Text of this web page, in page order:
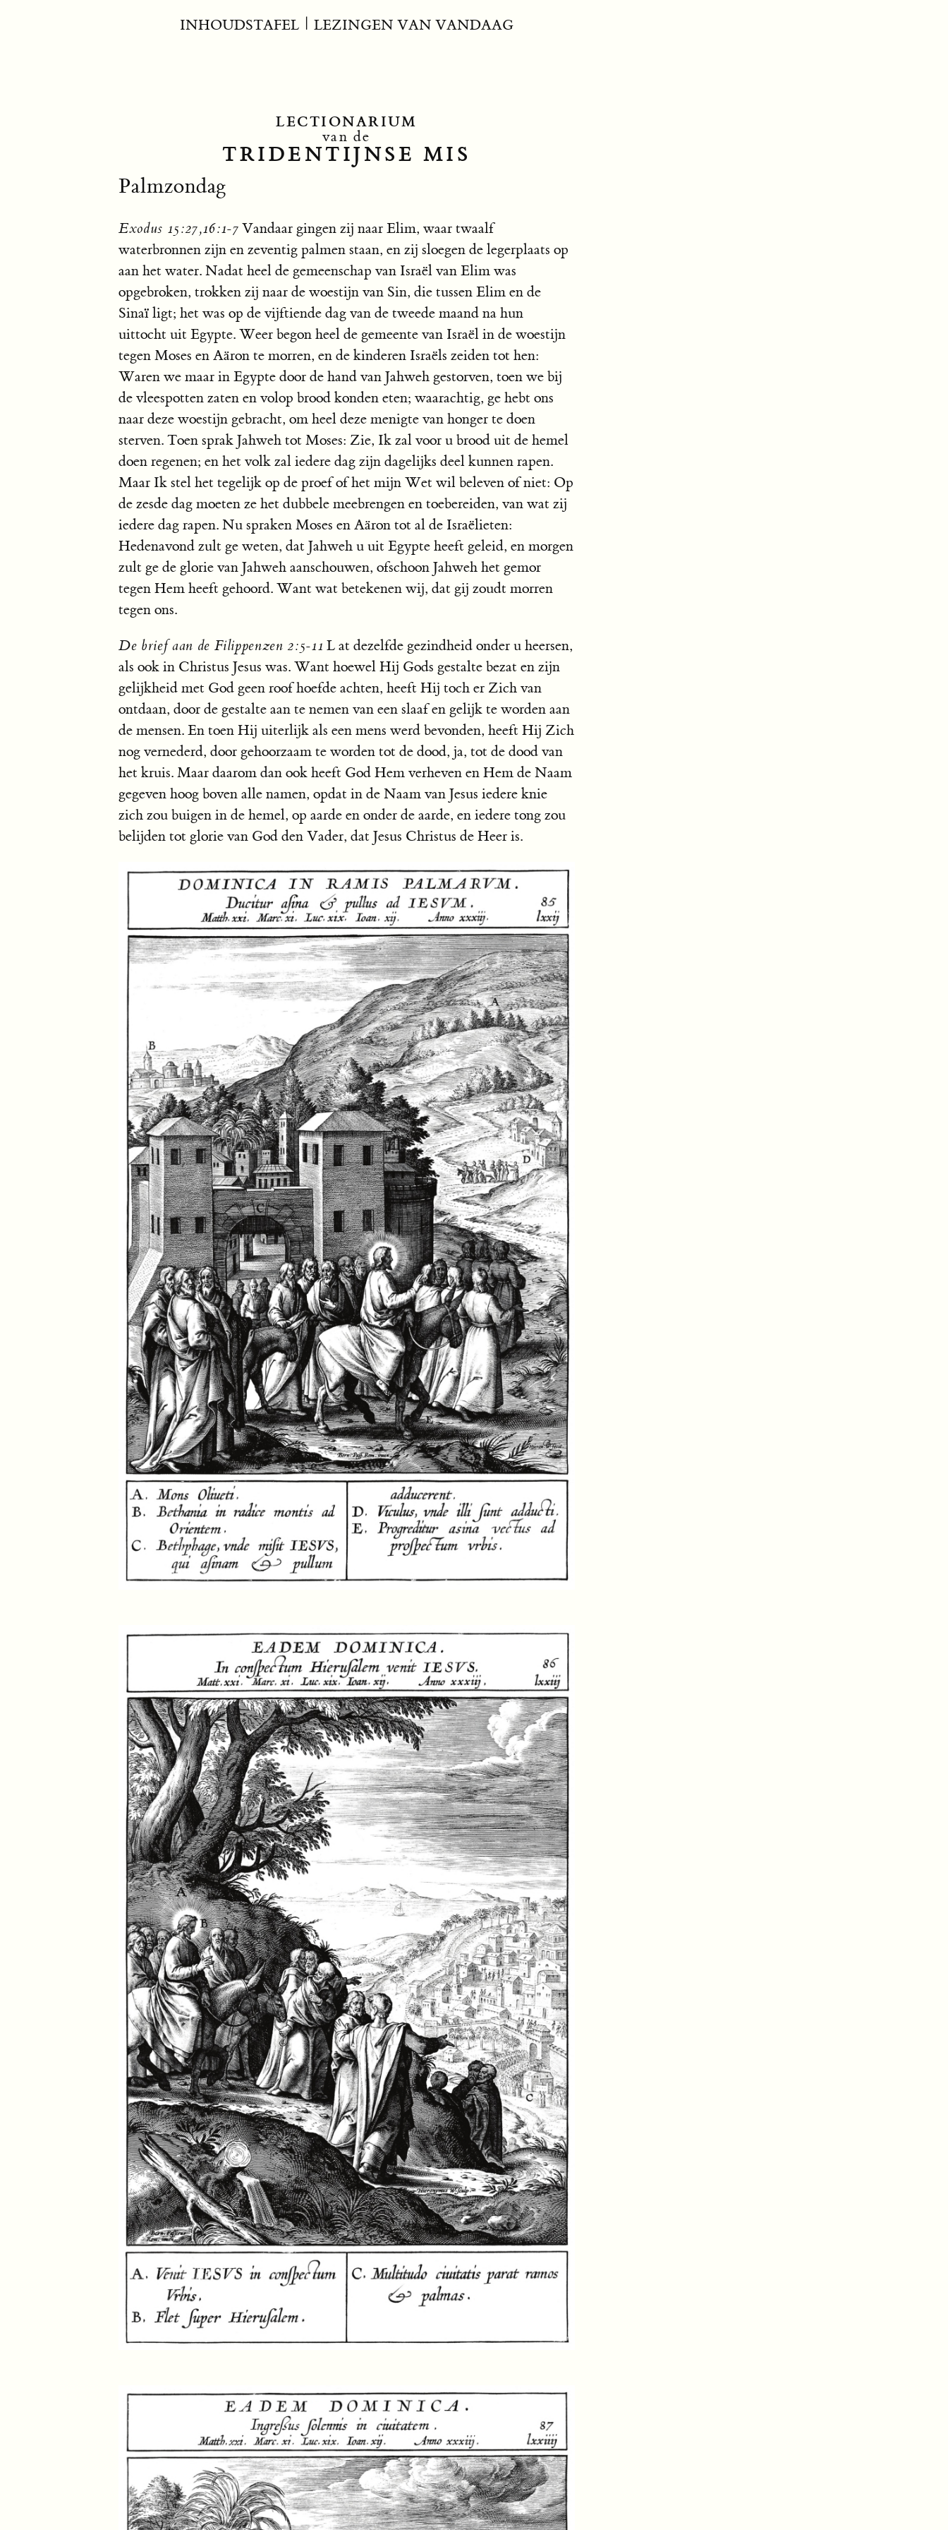
INHOUDSTAFEL| LEZINGEN VAN VANDAAG
LECTIONARIUM
van de
TRIDENTIJNSE MIS
Palmzondag
Exodus 15:27,16:1-7 Vandaar gingen zij naar Elim, waar twaalf
waterbronnen zijn en zeventig palmen staan, en zij sloegen de legerplaats op
aan het water. Nadat heel de gemeenschap van Israël van Elim was
opgebroken, trokken zij naar de woestijn van Sin, die tussen Elim en de
Sinaï ligt; het was op de vijftiende dag van de tweede maand na hun
uittocht uit Egypte. Weer begon heel de gemeente van Israël in de woestijn
tegen Moses en Aäron te morren, en de kinderen Israëls zeiden tot hen:
Waren we maar in Egypte door de hand van Jahweh gestorven, toen we bij
de vleespotten zaten en volop brood konden eten; waarachtig, ge hebt ons
naar deze woestijn gebracht, om heel deze menigte van honger te doen
sterven. Toen sprak Jahweh tot Moses: Zie, Ik zal voor u brood uit de hemel
doen regenen; en het volk zal iedere dag zijn dagelijks deel kunnen rapen.
Maar Ik stel het tegelijk op de proef of het mijn Wet wil beleven of niet: Op
de zesde dag moeten ze het dubbele meebrengen en toebereiden, van wat zij
iedere dag rapen. Nu spraken Moses en Aäron tot al de Israëlieten:
Hedenavond zult ge weten, dat Jahweh u uit Egypte heeft geleid, en morgen
zult ge de glorie van Jahweh aanschouwen, ofschoon Jahweh het gemor
tegen Hem heeft gehoord. Want wat betekenen wij, dat gij zoudt morren
tegen ons.
De brief aan de Filippenzen 2:5-11 L at dezelfde gezindheid onder u heersen,
als ook in Christus Jesus was. Want hoewel Hij Gods gestalte bezat en zijn
gelijkheid met God geen roof hoefde achten, heeft Hij toch er Zich van
ontdaan, door de gestalte aan te nemen van een slaaf en gelijk te worden aan
de mensen. En toen Hij uiterlijk als een mens werd bevonden, heeft Hij Zich
nog vernederd, door gehoorzaam te worden tot de dood, ja, tot de dood van
het kruis. Maar daarom dan ook heeft God Hem verheven en Hem de Naam
gegeven hoog boven alle namen, opdat in de Naam van Jesus iedere knie
zich zou buigen in de hemel, op aarde en onder de aarde, en iedere tong zou
belijden tot glorie van God den Vader, dat Jesus Christus de Heer is.